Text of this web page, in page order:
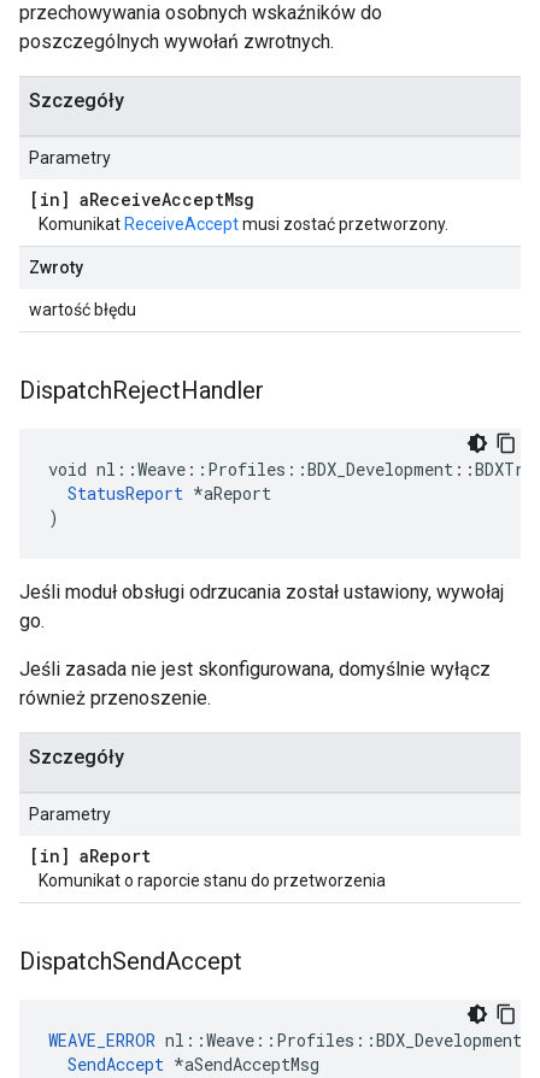
przechowywania osobnych wskaźników do
poszczególnych wywołań zwrotnych.
Szczegóły
Parametry
[in] aReceiveAcceptMsg
Komunikat ReceiveAcceptmusi zostać przetworzony.
Zwroty
wartość błędu
DispatchRejectHandler
void
StatusReport *aReport
)
Jeśli moduł obsługi odrzucania został ustawiony, wywołaj
go.
Jeśli zasada nie jest skonfigurowana, domyślnie wyłącz
również przenoszenie.
Szczegóły
Parametry
[in] aReport
Komunikat o raporcie stanu do przetworzenia
DispatchSendAccept
WEAVE_ERROR
SendAccept *aSendAcceptMsg